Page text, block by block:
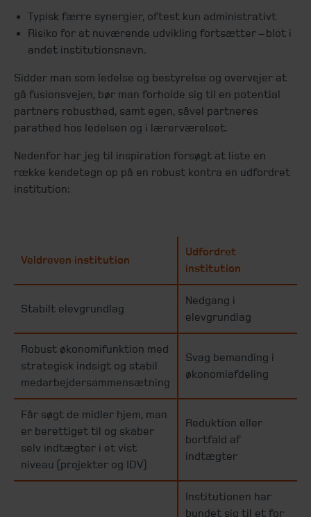
Typisk færre synergier, oftest kun administrativt
Risiko for at nuværende udvikling fortsætter – blot i
andet institutionsnavn.
Sidder man som ledelse og bestyrelse og overvejer at
gå fusionsvejen, bør man forholde sig til en potential
partners robusthed, samt egen, såvel partneres
parathed hos ledelsen og i lærerværelset.
Nedenfor har jeg til inspiration forsøgt at liste en
række kendetegn op på en robust kontra en udfordret
institution:
Veldreven institution
Udfordret
institution
Stabilt elevgrundlag
Nedgang i
elevgrundlag
Robust økonomifunktion med
strategisk indsigt og stabil
medarbejdersammensætning
Svag bemanding i
økonomiafdeling
Får søgt de midler hjem, man
er berettiget til og skaber
selv indtægter i et vist
niveau (projekter og IDV)
Reduktion eller
bortfald af
indtægter
Institutionen har
bundet sig til et for